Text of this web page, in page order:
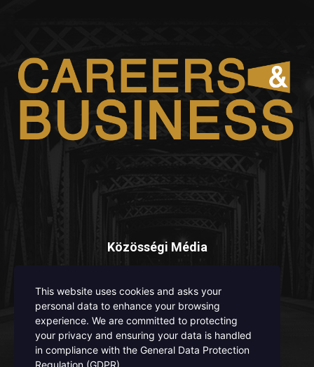
Közösségi Média
ISSN 3008 - 6671 / ISSN - L 3008 - 6671
This website uses cookies and asks your
personal data to enhance your browsing
experience. We are committed to protecting
your privacy and ensuring your data is handled
in compliance with the General Data Protection
Regulation (GDPR)